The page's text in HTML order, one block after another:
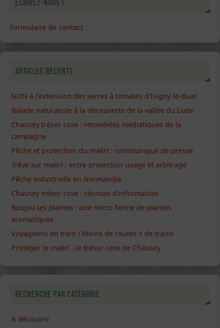
Ecrivez-nous !
Formulaire de contact
Articles récents
NON à l’extension des serres à tomates d’Isigny-le-Buat
Balade naturaliste à la découverte de la vallée du Lude
Chausey trésor rose : retombées médiatiques de la
campagne
Pêche et protection du maërl : communiqué de presse
Trêve sur maërl : entre protection usage et arbitrage
Pêche industrielle en Normandie
Chausey trésor rose : réunion d’information
Boujou les plantes : une micro ferme de plantes
aromatiques
Voyageons en train ! Moins de routes + de trains
Protéger le maërl : le trésor rose de Chausey
Recherche par catégorie
A découvrir